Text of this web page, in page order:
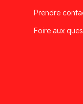
Prendre
Foire aux